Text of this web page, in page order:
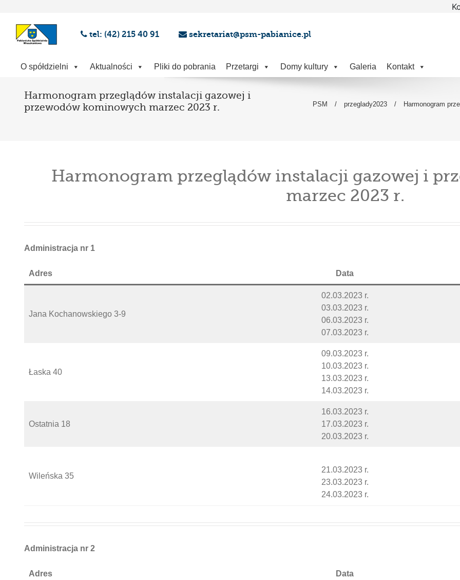
tel: (42) 215 40 91 sekretariat@psm-pabianice.pl
O spółdzielni Aktualności Pliki do pobrania Przetargi Domy kultury Galeria Kontakt
Harmonogram przeglądów instalacji gazowej i
przewodów kominowych marzec 2023 r.
PSM / przeglady2023 / Harmonogram
Harmonogram przeglądów instalacji gazowej i
marzec 2023 r.
Administracja nr 1
Adres Data
Jana Kochanowskiego 3-9
02.03.2023 r.
03.03.2023 r.
06.03.2023 r.
07.03.2023 r.
Łaska 40
09.03.2023 r.
10.03.2023 r.
13.03.2023 r.
14.03.2023 r.
Ostatnia 18
16.03.2023 r.
17.03.2023 r.
20.03.2023 r.
Wileńska 35
21.03.2023 r.
23.03.2023 r.
24.03.2023 r.
Administracja nr 2
Adres Data